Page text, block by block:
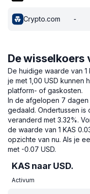
Crypto.com -
De wisselkoers
De huidige waarde van 1
je met 1,00 USD kunnen
platform- of gaskosten.
In de afgelopen 7 dagen
gedaald. Ondertussen is
veranderd met 3.32%.
de waarde van 1 KAS
opzichte van nu. Als je
met -0.07 USD.
KAS naar USD.
Activum